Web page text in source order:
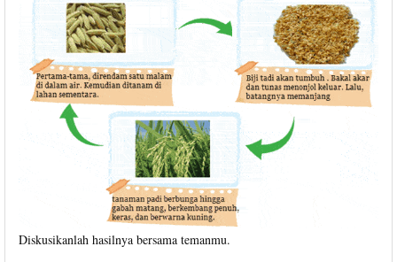
Diskusikanlah hasilnya bersama temanmu.